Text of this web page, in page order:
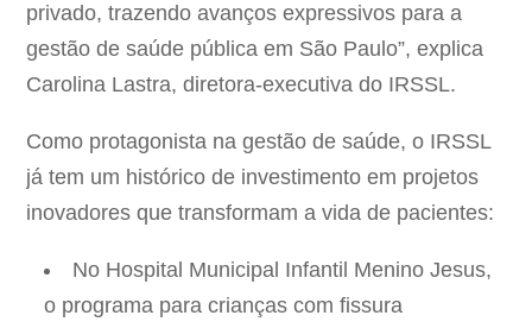
privado, trazendo avanços expressivos para a
gestão de saúde pública em São Paulo”, explica
Carolina Lastra, diretora-executiva do IRSSL.
Como protagonista na gestão de saúde, o IRSSL
já tem um histórico de investimento em projetos
inovadores que transformam a vida de pacientes:
No Hospital Municipal Infantil Menino Jesus,
o programa para crianças com fissura